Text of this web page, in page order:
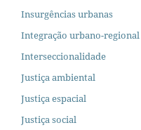
Insurgências urbanas
Integração urbano-regional
Interseccionalidade
Justiça ambiental
Justiça espacial
Justiça social